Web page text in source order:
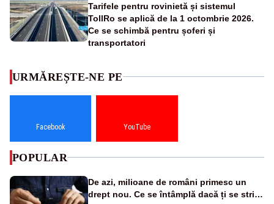
Tarifele pentru rovinietă și sistemul
TollRo se aplică de la 1 octombrie 2026.
Ce se schimbă pentru șoferi și
transportatori
URMĂREȘTE-NE PE
Facebook YouTube
POPULAR
De azi, milioane de români primesc un
drept nou. Ce se întâmplă dacă ți se strică